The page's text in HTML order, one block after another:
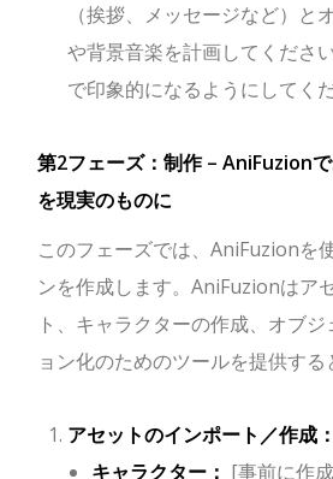
（挨拶、メッセージなど）と
や背景音楽を計画してくださ
で印象的になるようにしてくだ
第2フェーズ：制作 – AniFuzion
を現実のものに
このフェーズでは、AniFuzionを
ンを作成します。AniFuzionはア
ト、キャラクターの作成、オブ
ョン化のためのツールを提供する
アセットのインポート／作成：
キャラクター： [事前に作